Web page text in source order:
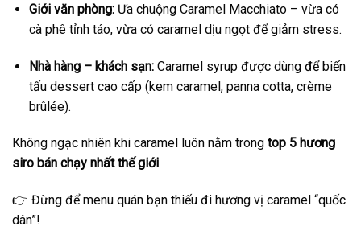
Giới văn phòng:Ưa chuộng Caramel Macchiato – vừa có
cà phê tỉnh táo, vừa có caramel dịu ngọt để giảm stress.
Nhà hàng – khách sạn:Caramel syrup được dùng để biến
tấu dessert cao cấp (kem caramel, panna cotta, crème
brûlée).
Không ngạc nhiên khi caramel luôn nằm trong top 5 hương
siro bán chạy nhất thế giới.
👉 Đừng để menu quán bạn thiếu đi hương vị caramel “quốc
dân”!